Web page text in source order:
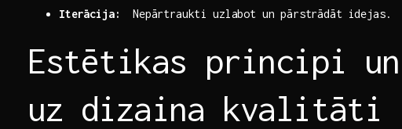
Iterācija:
​ Nepārtraukti uzlabot ​un pārstrādāt idejas.
Estētikas principi
uz dizaina kvalitāti